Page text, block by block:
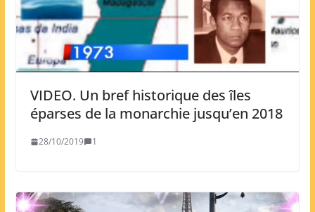
VIDEO. Un bref historique des îles
éparses de la monarchie jusqu’en 2018
28/10/2019 1